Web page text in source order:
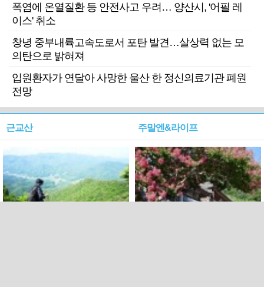
폭염에 온열질환 등 안전사고 우려… 양산시, '어필 레
이스' 취소
창녕 중부내륙고속도로서 포탄 발견…살상력 없는 모
의탄으로 밝혀져
입원환자가 연달아 사망한 울산 한 정신의료기관 폐원
전망
근교산 주말엔&라이프